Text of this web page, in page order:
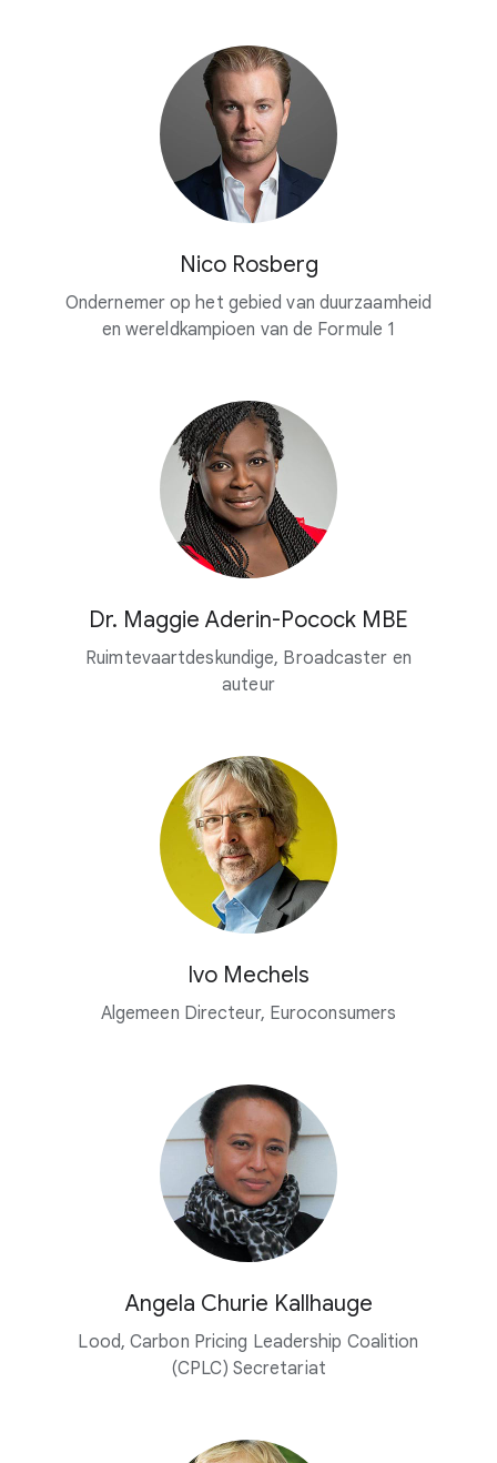
Nico Rosberg
Ondernemer op het gebied van duurzaamheid
en wereldkampioen van de Formule 1
Dr. Maggie Aderin-Pocock MBE
Ruimtevaartdeskundige, Broadcaster en
auteur
Ivo Mechels
Algemeen Directeur, Euroconsumers
Angela Churie Kallhauge
Lood, Carbon Pricing Leadership Coalition
(CPLC) Secretariat